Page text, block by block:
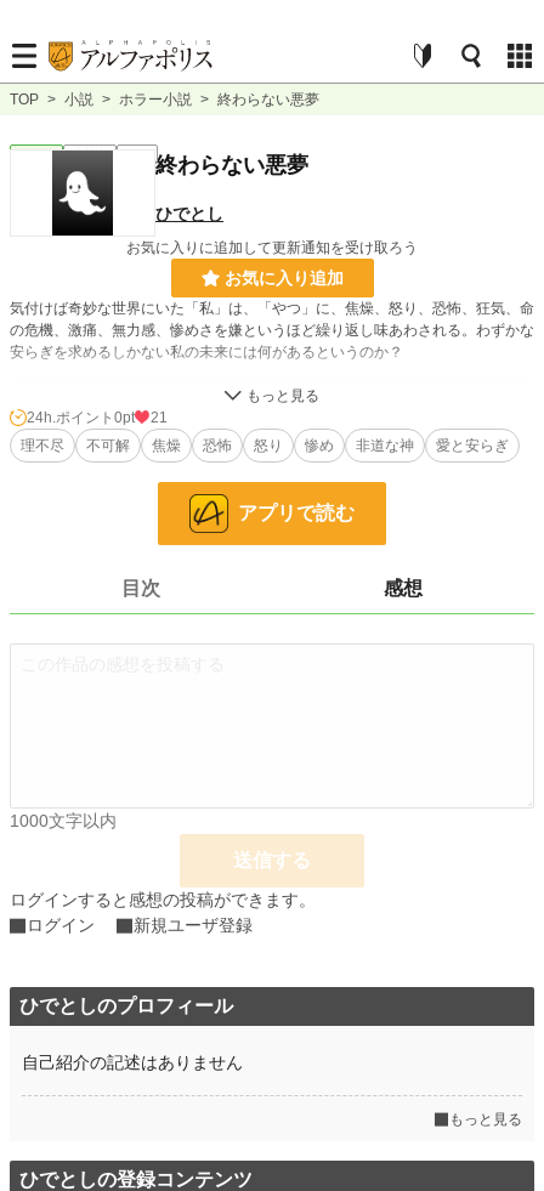
TOP > 小説 > ホラー小説 > 終わらない悪夢
ホラー 連載中 終わらない悪夢
ひでとし
お気に入りに追加して更新通知を受け取ろう
お気に入り追加
気付けば奇妙な世界にいた「私」は、「やつ」に、焦燥、怒り、恐怖、狂気、命
の危機、激痛、無力感、惨めさを嫌というほど繰り返し味あわされる。わずかな
安らぎを求めるしかない私の未来には何があるというのか？
228,762 位 / 228,762 件
ホラー 8,504 位 / 8,504 件
16,345
更新日時 2025.03.27 02:38
累計ポイント 1,423 pt (181,552 位)
24h.ポイント 0pt
21
理不尽
不可解 焦燥 恐怖 怒り 惨め 非道な神 愛と安らぎ
アプリで読む
目次 感想
1000文字以内
送信する
ログインすると感想の投稿ができます。
ログイン
新規ユーザ登録
ひでとしのプロフィール
自己紹介の記述はありません
もっと見る
ひでとしの登録コンテンツ